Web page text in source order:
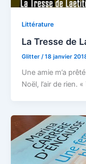
Littérature
La Tresse de
Glitter /18 janvier
Une amie m’a
Noël, l’air de rien.